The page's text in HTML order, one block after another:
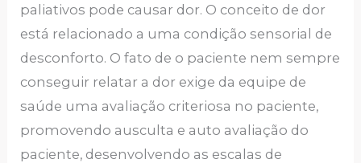
paliativos pode causar dor. O conceito de dor
está relacionado a uma condição sensorial de
desconforto. O fato de o paciente nem sempre
conseguir relatar a dor exige da equipe de
saúde uma avaliação criteriosa no paciente,
promovendo ausculta e auto avaliação do
paciente, desenvolvendo as escalas de